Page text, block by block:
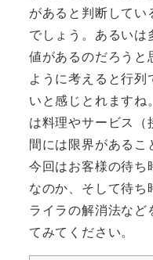
があると判断して
でしょう。あるい
値があるのだろう
ように考えると行
いと感じとれますね
は料理やサービス
間には限界があるこ
今回はお客様の待ち
なのか、そして待ち
ライラの解消法な
てみてください。